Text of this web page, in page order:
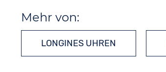
Mehr von:
LONGINES UHREN